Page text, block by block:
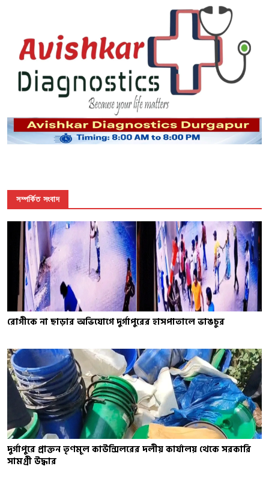
সম্পর্কিত সংবাদ
রোগীকে না ছাড়ার অভিযোগে দুর্গাপুরের হাসপাতালে ভাঙচুর
দুর্গাপুরে প্রাক্তন তৃণমূল কাউন্সিলরের দলীয় কার্যালয় থেকে সরকারি
সামগ্রী উদ্ধার